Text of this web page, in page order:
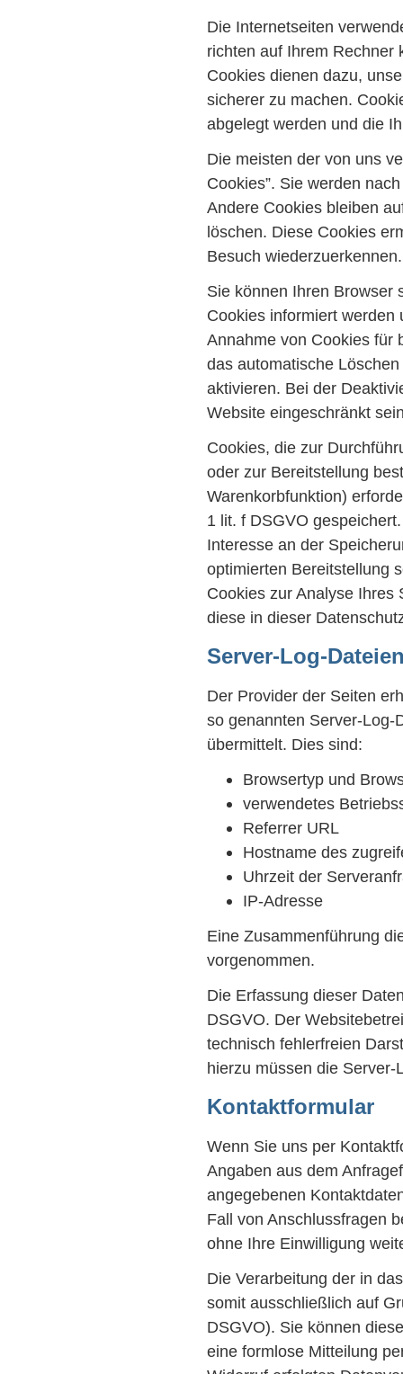
Die Internetseiten
richten auf Ihrem Rechner
Cookies dienen dazu,
sicherer zu machen.
abgelegt werden und die
Die meisten der von uns
Cookies”. Sie werden
Andere Cookies bleiben
löschen. Diese Cookies
Besuch wiederzuerkennen.
Sie können Ihren Browser
Cookies informiert
Annahme von Cookies für
das automatische
aktivieren. Bei der
Website eingeschränkt
Cookies, die zur
oder zur Bereitstellung
Warenkorbfunktion)
1 lit. f DSGVO
Interesse an der
optimierten Bereitstellung
Cookies zur Analyse Ihres
diese in dieser
Server-Log-
Der Provider der Seiten
so genannten Server-Log-
übermittelt. Dies sind:
Browsertyp und
verwendetes
Referrer URL
Hostname des
Uhrzeit der
IP-Adresse
Eine Zusammenführung
vorgenommen.
Die Erfassung dieser
DSGVO. Der
technisch fehlerfreien
hierzu müssen die
Kontaktformular
Wenn Sie uns per
Angaben aus dem
angegebenen
Fall von Anschlussfragen
ohne Ihre Einwilligung
Die Verarbeitung der in
somit ausschließlich auf
DSGVO). Sie können
eine formlose Mitteilung